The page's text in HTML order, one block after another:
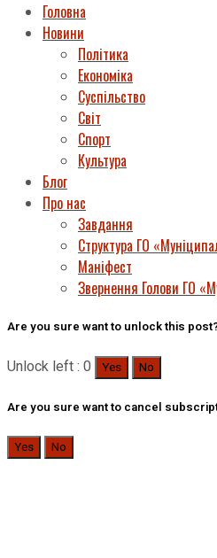
Головна
Новини
Політика
Економіка
Суспільство
Світ
Спорт
Культура
Блог
Про нас
Завдання
Структура ГО
Маніфест
Звернення Голови ГО
Are you sure want to unlock this
Unlock left : 0 Yes No
Are you sure want to cancel
Yes No